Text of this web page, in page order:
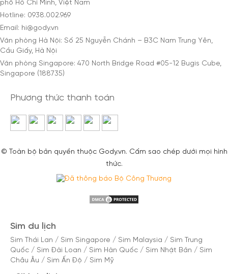
phố Hồ Chí Minh, Việt Nam
Hotline: 0938.002.969
Email: hi@gody.vn
Văn phòng Hà Nội: Số 25 Nguyễn Chánh – B3C Nam Trung Yên,
Cầu Giấy, Hà Nội
Văn phòng Singapore: 470 North Bridge Road #05-12 Bugis Cube,
Singapore (188735)
Phương thức thanh toán
© Toàn bộ bản quyền thuộc Gody.vn. Cấm sao chép dưới mọi hình
thức.
Sim du lịch
Sim Thái Lan / Sim Singapore / Sim Malaysia / Sim Trung
Quốc / Sim Đài Loan / Sim Hàn Quốc / Sim Nhật Bản / Sim
Châu Âu / Sim Ấn Độ / Sim Mỹ